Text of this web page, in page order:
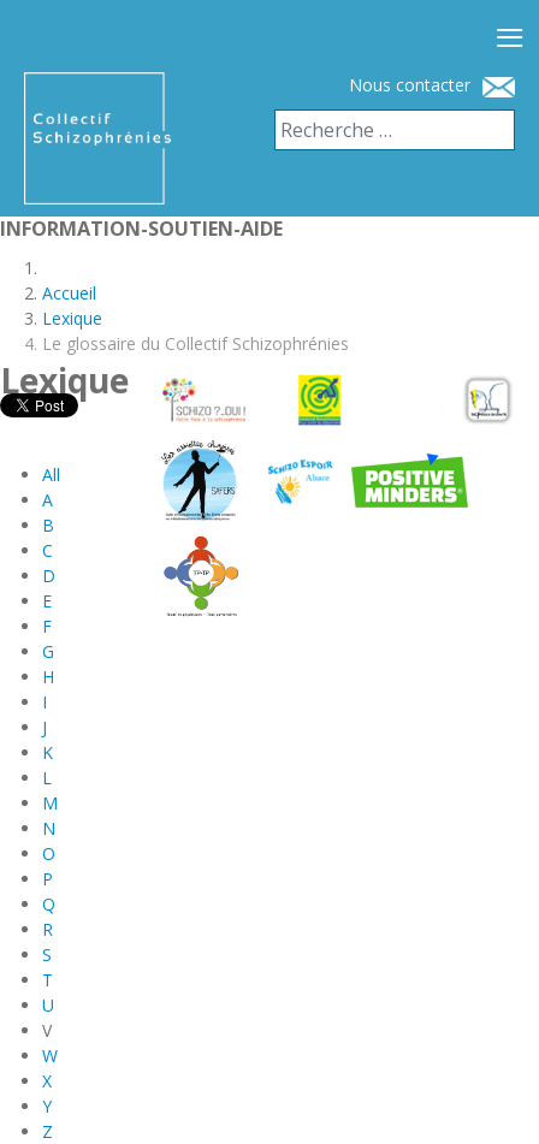
Nous contacter
INFORMATION-SOUTIEN-AIDE
Accueil
Lexique
Le glossaire du Collectif Schizophrénies
Lexique
All
A
B
C
D
E
F
G
H
I
J
K
L
M
N
O
P
Q
R
S
T
U
V
W
X
Y
Z
≡